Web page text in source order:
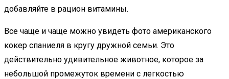
добавляйте в рацион витамины.
Все чаще и чаще можно увидеть фото американского
кокер спаниеля в кругу дружной семьи. Это
действительно удивительное животное, которое за
небольшой промежуток времени с легкостью